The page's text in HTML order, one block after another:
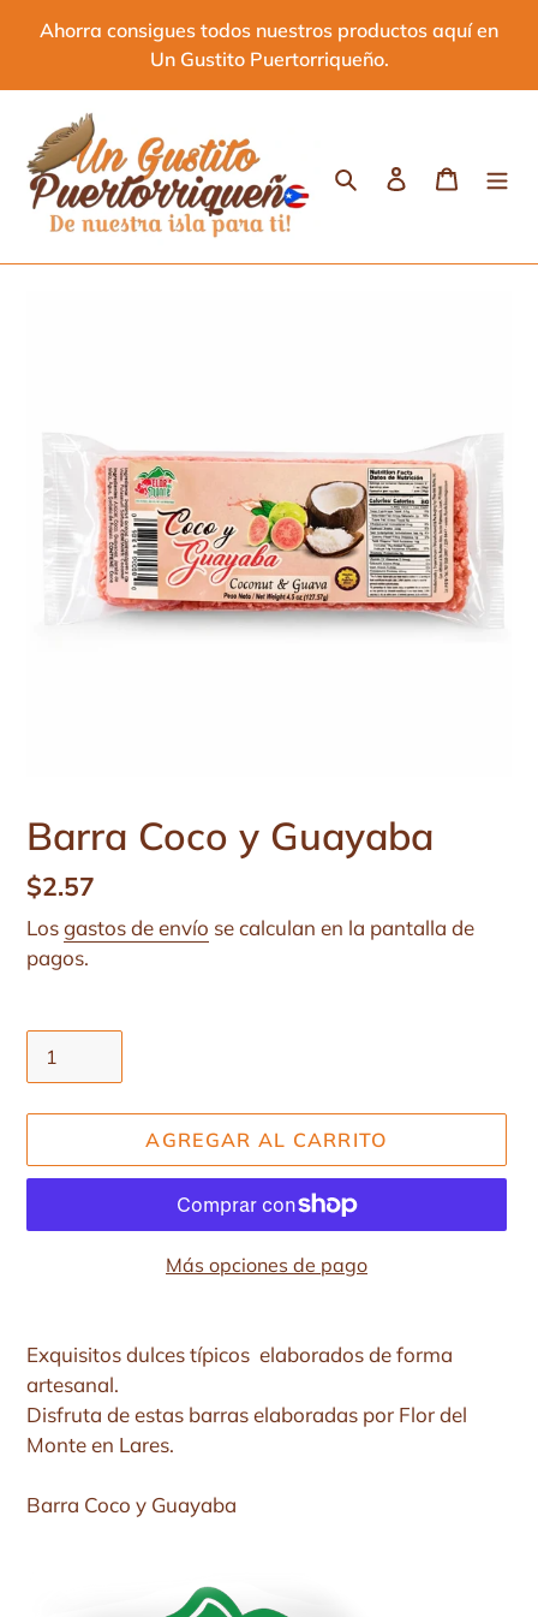
directamente
contenido
Ahorra consigues todos nuestros productos aquí en
Un Gustito Puertorriqueño.
Buscar IngresarCarrito
Barra Coco y Guayaba
Precio
habitual
$2.57
Losgastos de envío se calculan en la pantalla de
pagos.
Cantidad
AGREGAR AL CARRITO
Más opciones de pago
el
producto
a
tu
de
Exquisitos dulces típicos elaborados de forma
artesanal.
Disfruta de estas barras elaboradas por Flor del
Monte en Lares.
Barra Coco y Guayaba